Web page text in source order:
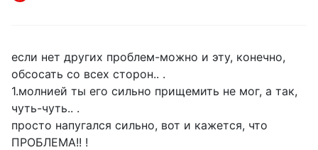
если нет других проблем-можно и эту, конечно,
обсосать со всех сторон.. .
1.молнией ты его сильно прищемить не мог, а так,
чуть-чуть.. .
просто напугался сильно, вот и кажется, что
ПРОБЛЕМА!! !